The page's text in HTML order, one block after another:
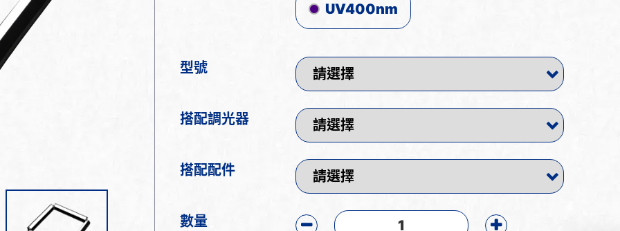
UV400nm
型號
搭配調光器
搭配配件
數量